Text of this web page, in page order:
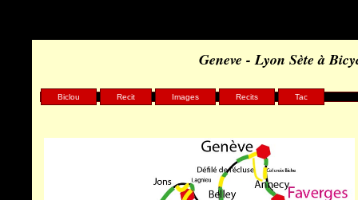
Geneve - Lyon Sète à
Biclou Recit Images Recits Tac